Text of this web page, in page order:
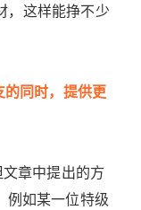
，这样能挣不少
同时，提供更
章中提出的方
例如某一位特级